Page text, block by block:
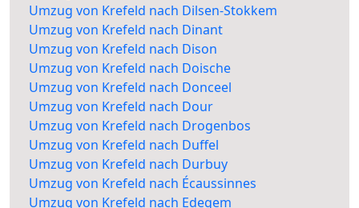
Umzug von Krefeld nach Dilsen-Stokkem
Umzug von Krefeld nach Dinant
Umzug von Krefeld nach Dison
Umzug von Krefeld nach Doische
Umzug von Krefeld nach Donceel
Umzug von Krefeld nach Dour
Umzug von Krefeld nach Drogenbos
Umzug von Krefeld nach Duffel
Umzug von Krefeld nach Durbuy
Umzug von Krefeld nach Écaussinnes
Umzug von Krefeld nach Edegem